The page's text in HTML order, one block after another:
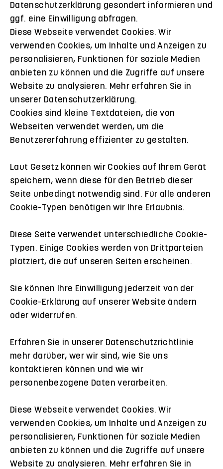
Datenschutzerklärung gesondert informieren und
ggf. eine Einwilligung abfragen.
Diese Webseite verwendet Cookies. Wir
verwenden Cookies, um Inhalte und Anzeigen zu
personalisieren, Funktionen für soziale Medien
anbieten zu können und die Zugriffe auf unsere
Website zu analysieren. Mehr erfahren Sie in
unserer Datenschutzerklärung.
Cookies sind kleine Textdateien, die von
Webseiten verwendet werden, um die
Benutzererfahrung effizienter zu gestalten.
Laut Gesetz können wir Cookies auf Ihrem Gerät
speichern, wenn diese für den Betrieb dieser
Seite unbedingt notwendig sind. Für alle anderen
Cookie-Typen benötigen wir Ihre Erlaubnis.
Diese Seite verwendet unterschiedliche Cookie-
Typen. Einige Cookies werden von Drittparteien
platziert, die auf unseren Seiten erscheinen.
Sie können Ihre Einwilligung jederzeit von der
Cookie-Erklärung auf unserer Website ändern
oder widerrufen.
Erfahren Sie in unserer Datenschutzrichtlinie
mehr darüber, wer wir sind, wie Sie uns
kontaktieren können und wie wir
personenbezogene Daten verarbeiten.
Diese Webseite verwendet Cookies. Wir
verwenden Cookies, um Inhalte und Anzeigen zu
personalisieren, Funktionen für soziale Medien
anbieten zu können und die Zugriffe auf unsere
Website zu analysieren. Mehr erfahren Sie in